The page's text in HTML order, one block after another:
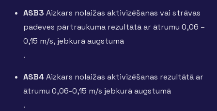
ASB3 Aizkars nolaižas aktivizēšanas vai strāvas
padeves pārtraukuma rezultātā ar ātrumu 0,06 –
0,15 m/s, jebkurā augstumā
.
ASB4Aizkars nolaižas aktivizēšanas rezultātā ar
ātrumu 0,06-0,15 m/s jebkurā augstumā
.